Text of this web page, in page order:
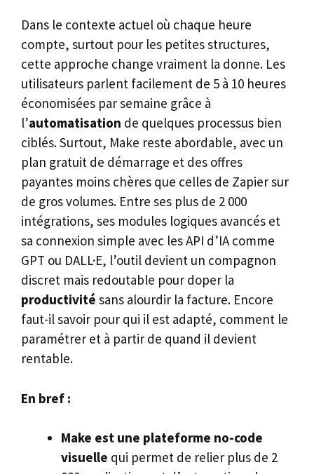
Dans le contexte actuel où chaque heure
compte, surtout pour les petites structures,
cette approche change vraiment la donne. Les
utilisateurs parlent facilement de 5 à 10 heures
économisées par semaine grâce à
l’automatisation de quelques processus bien
ciblés. Surtout, Make reste abordable, avec un
plan gratuit de démarrage et des offres
payantes moins chères que celles de Zapier sur
de gros volumes. Entre ses plus de 2 000
intégrations, ses modules logiques avancés et
sa connexion simple avec les API d’IA comme
GPT ou DALL·E, l’outil devient un compagnon
discret mais redoutable pour doper la
productivité sans alourdir la facture. Encore
faut-il savoir pour qui il est adapté, comment le
paramétrer et à partir de quand il devient
rentable.
En bref :
Make est une plateforme no-code
visuelle qui permet de relier plus de 2